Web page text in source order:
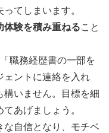
てしまいます。
体験を積み重ねること
職務経歴書の一部を
ェントに連絡を入れ
いません。目標を細
あげましょう。
な自信となり、モチベ